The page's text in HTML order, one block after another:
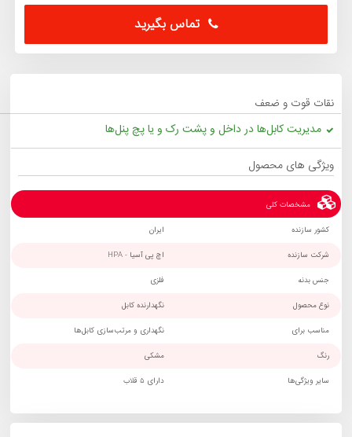
تماس بگیرید
نقات قوت و ضعف
مدیریت کابل‌ها در داخل و پشت رک و یا پچ پنل‌ها
ویژگی های محصول
مشخصات کلی
کشور سازنده ایران
شرکت سازنده اچ پی آسیا - HPA
جنس بدنه فلزی
نوع محصول نگهدارنده کابل
مناسب برای نگهداری و مرتب‌سازی کابل‌ها
رنگ مشکی
سایر ویژگی‌ها دارای 5 قلاب